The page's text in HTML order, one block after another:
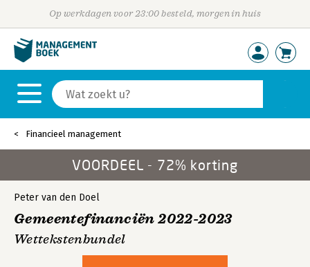
Op werkdagen voor 23:00 besteld, morgen in huis
Financieel management
VOORDEEL - 72% korting
Peter van den Doel
Gemeentefinanciën 2022-2023
Wettekstenbundel